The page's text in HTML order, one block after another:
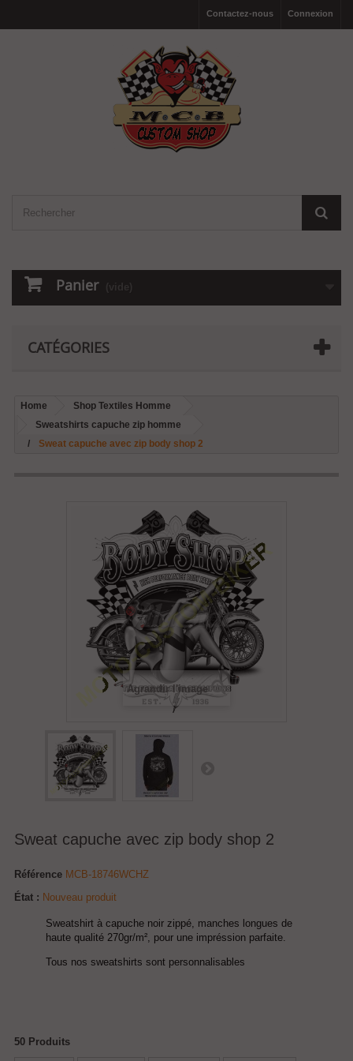
Connexion
Contactez-nous
Panier (vide)
CATÉGORIES
Home
Shop Textiles Homme
Sweatshirts capuche zip homme
Sweat capuche avec zip body shop 2
Agrandir l'image
Sweat capuche avec zip body shop 2
Référence MCB-18746WCHZ
État : Nouveau produit
Sweatshirt à capuche noir zippé, manches longues de
haute qualité 270gr/m², pour une impréssion parfaite.
Tous nos sweatshirts sont personnalisables
50 Produits